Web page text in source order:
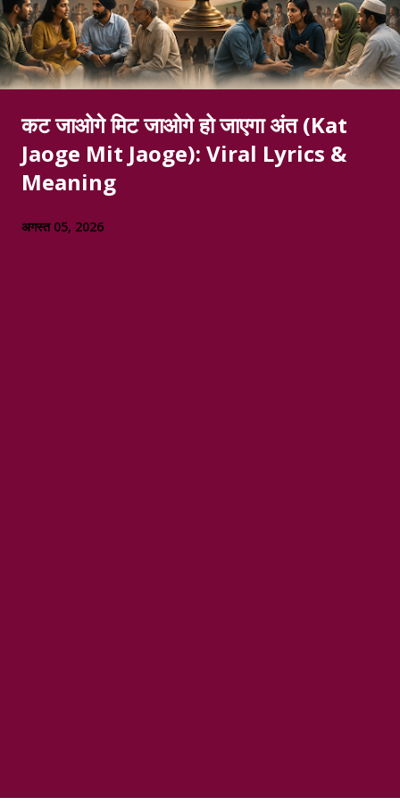
कट जाओगे मिट जाओगे हो जाएगा अंत (Kat
Jaoge Mit Jaoge): Viral Lyrics &
Meaning
अगस्त 05, 2026